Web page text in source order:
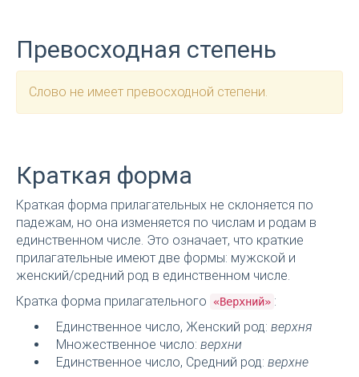
Превосходная степень
Слово не имеет превосходной степени.
Краткая форма
Краткая форма прилагательных не склоняется по
падежам, но она изменяется по числам и родам в
единственном числе. Это означает, что краткие
прилагательные имеют две формы: мужской и
женский/средний род в единственном числе.
Кратка форма прилагательного
«Верхний» :
Единственное число, Женский род: верхня
Множественное число: верхни
Единственное число, Средний род: верхне